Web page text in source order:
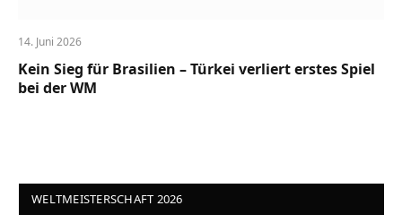
14. Juni 2026
Kein Sieg für Brasilien – Türkei verliert erstes Spiel
bei der WM
WELTMEISTERSCHAFT 2026